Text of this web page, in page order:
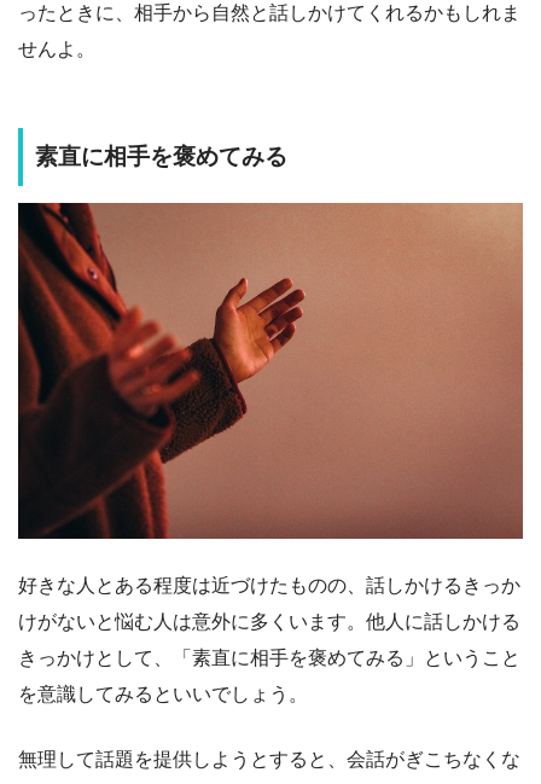
ったときに、相手から自然と話しかけてくれるかもしれま
せんよ。
素直に相手を褒めてみる
好きな人とある程度は近づけたものの、話しかけるきっか
けがないと悩む人は意外に多くいます。他人に話しかける
きっかけとして、「素直に相手を褒めてみる」ということ
を意識してみるといいでしょう。
無理して話題を提供しようとすると、会話がぎこちなくな